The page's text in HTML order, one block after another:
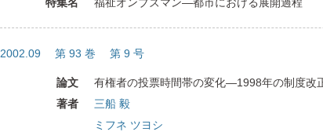
2002.09 第 93 巻 第 9 号
論文
有権者の投票時間帯の変化―1998年の制度改
著者
三船 毅
ミフネ ツヨシ